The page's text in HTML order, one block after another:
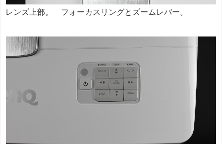
レンズ上部。 フォーカスリングとズームレバー。